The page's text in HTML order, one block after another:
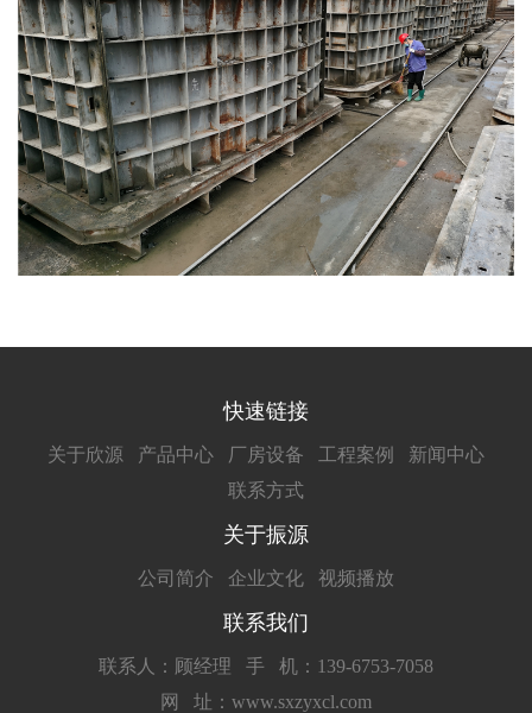
快速链接
关于欣源 产品中心 厂房设备 工程案例
新闻中心
联系方式
关于振源
公司简介 企业文化 视频播放
联系我们
联系人：顾经理
手 机：139-6753-7058
网 址：www.sxzyxcl.com